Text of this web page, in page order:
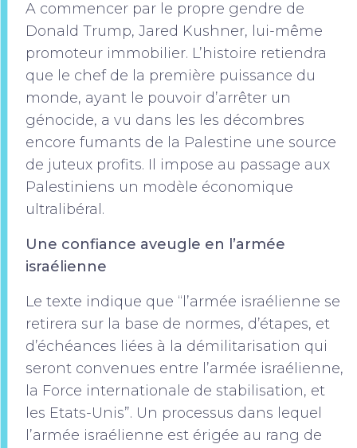
A commencer par le propre gendre de
Donald Trump, Jared Kushner, lui-même
promoteur immobilier. L’histoire retiendra
que le chef de la première puissance du
monde, ayant le pouvoir d’arrêter un
génocide, a vu dans les les décombres
encore fumants de la Palestine une source
de juteux profits. Il impose au passage aux
Palestiniens un modèle économique
ultralibéral.
Une confiance aveugle en l’armée
israélienne
Le texte indique que “l’armée israélienne se
retirera sur la base de normes, d’étapes, et
d’échéances liées à la démilitarisation qui
seront convenues entre l’armée israélienne,
la Force internationale de stabilisation, et
les Etats-Unis”. Un processus dans lequel
l’armée israélienne est érigée au rang de